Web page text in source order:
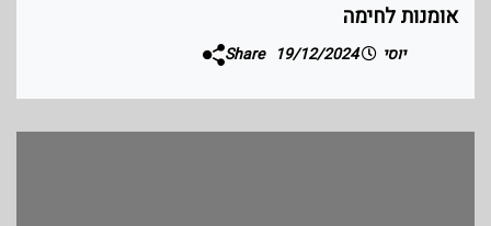
אומנות לחימה
יוסי 19/12/2024
Share